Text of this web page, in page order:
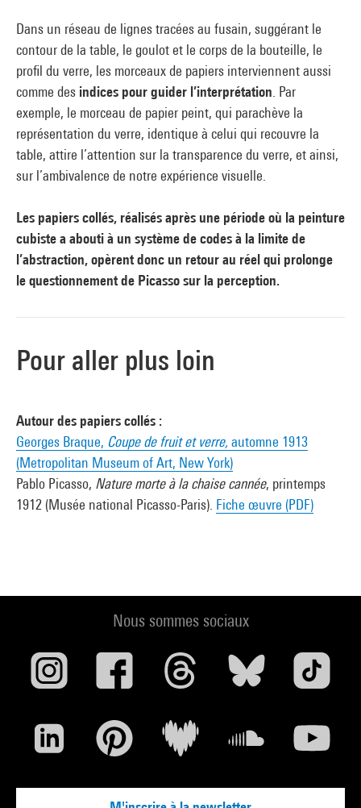
Dans un réseau de lignes tracées au fusain, suggérant le
contour de la table, le goulot et le corps de la bouteille, le
profil du verre, les morceaux de papiers interviennent aussi
comme des indices pour guider l’interprétation . Par
exemple, le morceau de papier peint, qui parachève la
représentation du verre, identique à celui qui recouvre la
table, attire l’attention sur la transparence du verre, et ainsi,
sur l’ambivalence de notre expérience visuelle.
Les papiers collés, réalisés après une période où la peinture
cubiste a abouti à un système de codes à la limite de
l’abstraction, opèrent donc un retour au réel qui prolonge
le questionnement de Picasso sur la perception.
Pour aller plus loin
Autour des papiers collés :
Georges Braque, Coupe de fruit et verre,automne 1913
(Metropolitan Museum of Art, New York)
Pablo Picasso, Nature morte à la chaise cannée, printemps
1912 (Musée national Picasso-Paris). Fiche œuvre (PDF)
Nous sommes sociaux